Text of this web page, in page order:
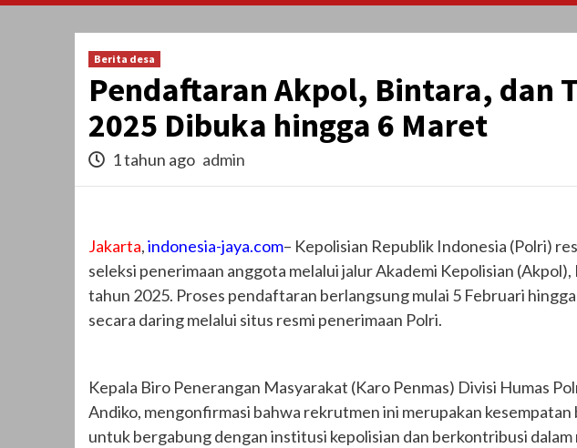
Berita desa
Pendaftaran Akpol, Bintara, dan
2025 Dibuka hingga 6 Maret
1 tahun ago admin
Jakarta,indonesia-jaya.com– Kepolisian Republik Indonesia (Polri)
seleksi penerimaan anggota melalui jalur Akademi Kepolisian
tahun 2025. Proses pendaftaran berlangsung mulai 5 Februari
secara daring melalui situs resmi penerimaan Polri.
Kepala Biro Penerangan Masyarakat (Karo Penmas) Divisi Humas
Andiko, mengonfirmasi bahwa rekrutmen ini merupakan kesempatan
untuk bergabung dengan institusi kepolisian dan berkontribusi dalam